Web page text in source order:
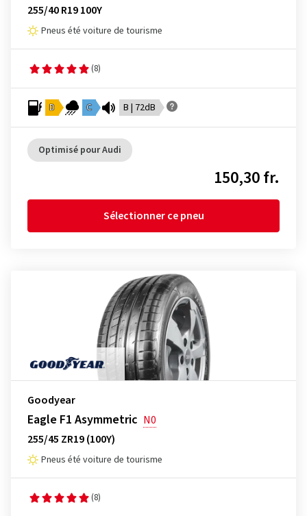
255/40 R19 100Y
Pneus été voiture de tourisme
(8)
D C B | 72dB
Optimisé pour Audi
150,30 fr.
Sélectionner ce pneu
Goodyear
Eagle F1 Asymmetric N0
255/45 ZR19 (100Y)
Pneus été voiture de tourisme
(8)